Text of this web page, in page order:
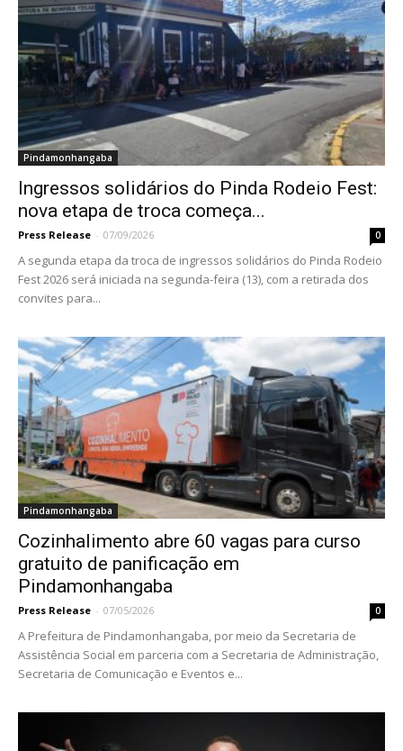
Pindamonhangaba
Ingressos solidários do Pinda Rodeio Fest:
nova etapa de troca começa...
Press Release - 07/09/2026 0
A segunda etapa da troca de ingressos solidários do Pinda Rodeio
Fest 2026 será iniciada na segunda-feira (13), com a retirada dos
convites para...
Pindamonhangaba
Cozinhalimento abre 60 vagas para curso
gratuito de panificação em
Pindamonhangaba
Press Release - 07/05/2026 0
A Prefeitura de Pindamonhangaba, por meio da Secretaria de
Assistência Social em parceria com a Secretaria de Administração,
Secretaria de Comunicação e Eventos e...